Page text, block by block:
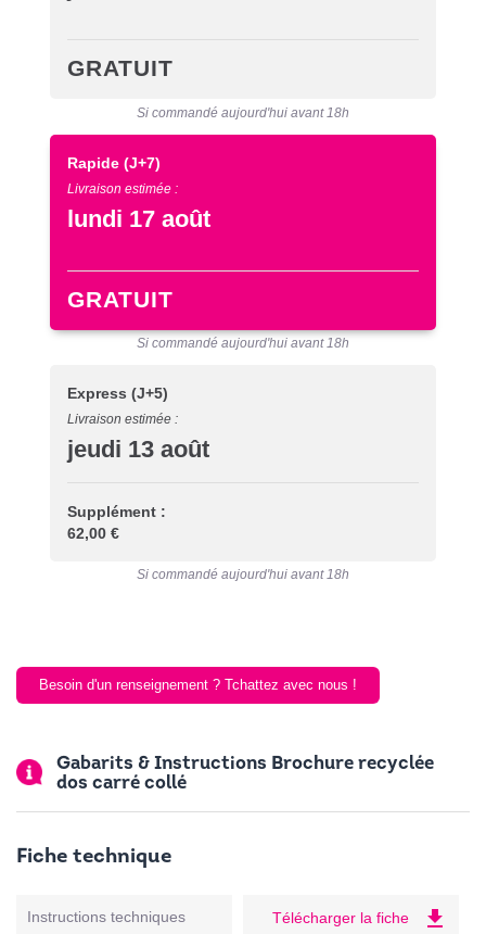
GRATUIT
Si commandé aujourd'hui avant 18h
Rapide (J+7)
Livraison estimée :
lundi 17 août
GRATUIT
Si commandé aujourd'hui avant 18h
Express (J+5)
Livraison estimée :
jeudi 13 août
Supplément :
62,00 €
Si commandé aujourd'hui avant 18h
Besoin d'un renseignement ? Tchattez avec nous !
Gabarits & Instructions Brochure recyclée
dos carré collé
Fiche technique
Instructions techniques Télécharger la fiche file_download